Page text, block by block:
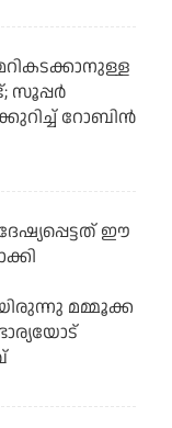
സൂപ്പര്‍
റോബിന്‍
ഈ
മമ്മൂക്ക